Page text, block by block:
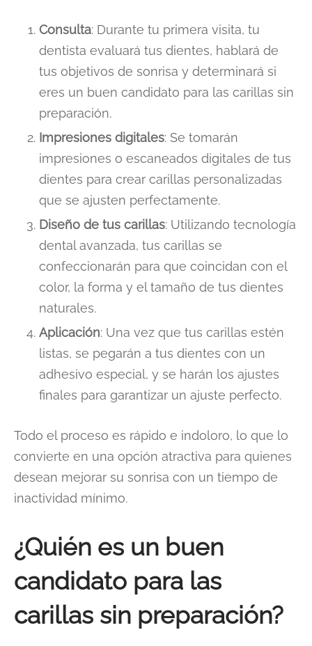
Consulta: Durante tu primera visita, tu
dentista evaluará tus dientes, hablará de
tus objetivos de sonrisa y determinará si
eres un buen candidato para las carillas sin
preparación.
Impresiones digitales: Se tomarán
impresiones o escaneados digitales de tus
dientes para crear carillas personalizadas
que se ajusten perfectamente.
Diseño de tus carillas: Utilizando tecnología
dental avanzada, tus carillas se
confeccionarán para que coincidan con el
color, la forma y el tamaño de tus dientes
naturales.
Aplicación: Una vez que tus carillas estén
listas, se pegarán a tus dientes con un
adhesivo especial, y se harán los ajustes
finales para garantizar un ajuste perfecto.
Todo el proceso es rápido e indoloro, lo que lo
convierte en una opción atractiva para quienes
desean mejorar su sonrisa con un tiempo de
inactividad mínimo.
¿Quién es un buen
candidato para las
carillas sin preparación?